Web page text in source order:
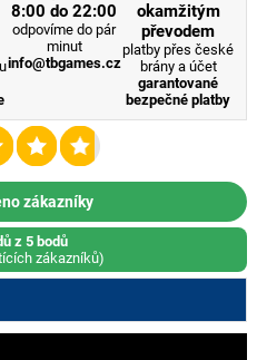
8:00 do 22:00
odpovíme do pár
minut
info@tbgames.cz
okamžitým
převodem
platby přes české
brány a účet
garantované
bezpečné platby
zákazníky
z 5 bodů
zákazníků)